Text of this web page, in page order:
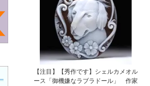
【注目】【秀作です】シェルカメオル
ース「御機嫌なラブラドール」 作家